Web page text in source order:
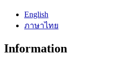
English
ภาษาไทย
Information